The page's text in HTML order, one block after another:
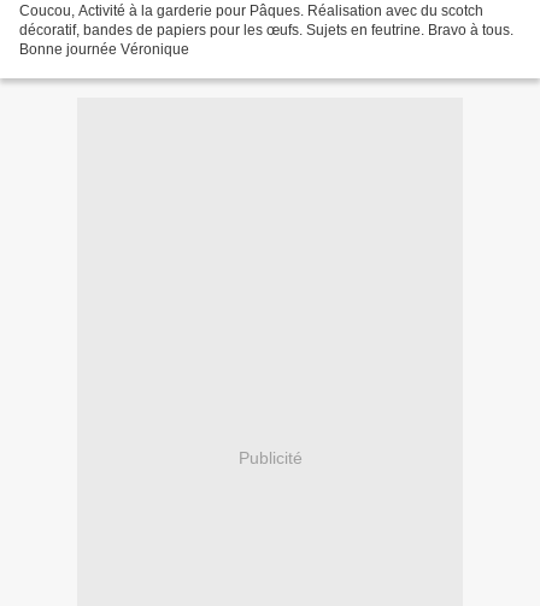
Coucou, Activité à la garderie pour Pâques. Réalisation avec du scotch
décoratif, bandes de papiers pour les œufs. Sujets en feutrine. Bravo à tous.
Bonne journée Véronique
Publicité